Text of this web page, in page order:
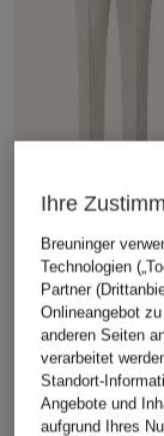
+Aktionsrabatt
HILTL
Hose Regular Fit
139,99 €
Bestpreis:118,99 €
Ursprünglich:199,95
Ihre
Breuninger
Technologien
Partner
Onlineangebot
anderen Seiten
verarbeitet
Standort-
Angebote und
aufgrund Ihres